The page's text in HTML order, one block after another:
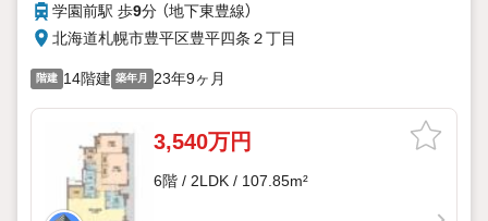
学園前駅 歩9分 （地下東豊線）
北海道札幌市豊平区豊平四条２丁目
階建 14階建 築年月 23年9ヶ月
3,540万円
6階 / 2LDK / 107.85m²